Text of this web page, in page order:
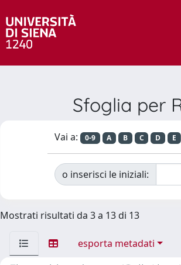
Sfoglia per
Vai a: 0-9 A B C D E
o inserisci le iniziali:
Mostrati risultati da 3 a 13 di 13
esporta metadati